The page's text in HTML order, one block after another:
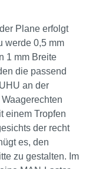
Plane erfolgt
werde 0,5 mm
1 mm Breite
die passend
an der
einem Tropfen
der recht
es, den
zu gestalten. Im